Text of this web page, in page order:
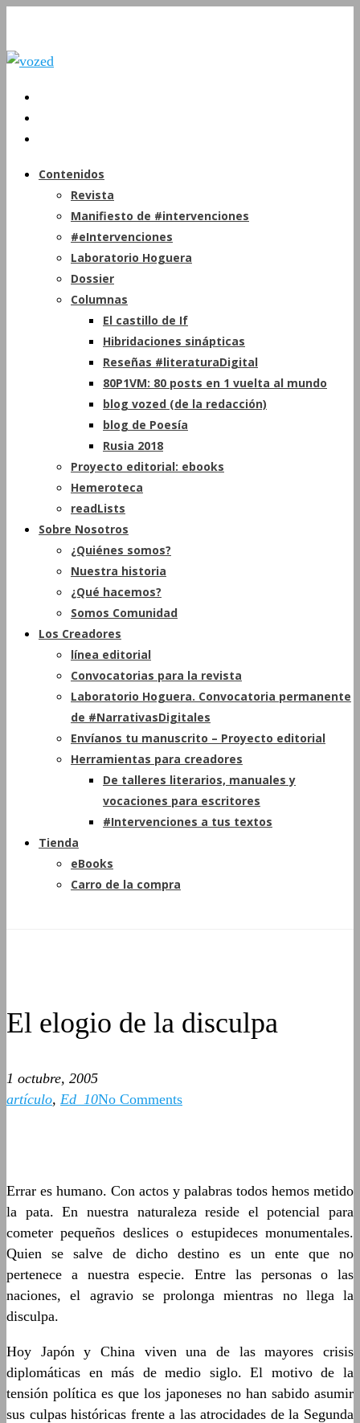
Contenidos
Revista
Manifiesto de #intervenciones
#eIntervenciones
Laboratorio Hoguera
Dossier
Columnas
El castillo de If
Hibridaciones sinápticas
Reseñas #literaturaDigital
80P1VM: 80 posts en 1 vuelta al mundo
blog vozed (de la redacción)
blog de Poesía
Rusia 2018
Proyecto editorial: ebooks
Hemeroteca
readLists
Sobre Nosotros
¿Quiénes somos?
Nuestra historia
¿Qué hacemos?
Somos Comunidad
Los Creadores
línea editorial
Convocatorias para la revista
Laboratorio Hoguera. Convocatoria permanente
de #NarrativasDigitales
Envíanos tu manuscrito – Proyecto editorial
Herramientas para creadores
De talleres literarios, manuales y
vocaciones para escritores
#Intervenciones a tus textos
Tienda
eBooks
Carro de la compra
El elogio de la disculpa
1 octubre, 2005
artículo, Ed_10No Comments
Errar es humano. Con actos y palabras todos hemos metido
la pata. En nuestra naturaleza reside el potencial para
cometer pequeños deslices o estupideces monumentales.
Quien se salve de dicho destino es un ente que no
pertenece a nuestra especie. Entre las personas o las
naciones, el agravio se prolonga mientras no llega la
disculpa.
Hoy Japón y China viven una de las mayores crisis
diplomáticas en más de medio siglo. El motivo de la
tensión política es que los japoneses no han sabido asumir
sus culpas históricas frente a las atrocidades de la Segunda